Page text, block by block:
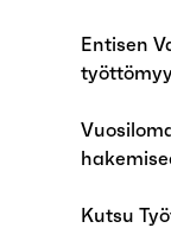
Entisen
Kutsu